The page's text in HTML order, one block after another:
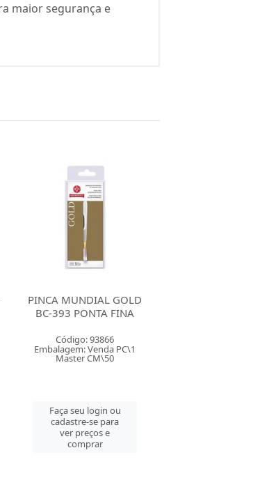
maior segurança e
PINCA MUNDIAL FLEX PC-
110 CLASSIC
Código: 25262
Embalagem: Venda CT\10
Master CM\200
Faça seu login ou
cadastre-se para
ver preços e
comprar